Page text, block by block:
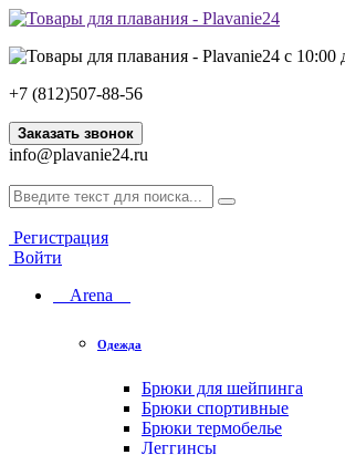
с 10:00
+7 (812)507-88-56
Заказать звонок
info@plavanie24.ru
Регистрация
Войти
Arena
Одежда
Брюки для шейпинга
Брюки спортивные
Брюки термобелье
Леггинсы